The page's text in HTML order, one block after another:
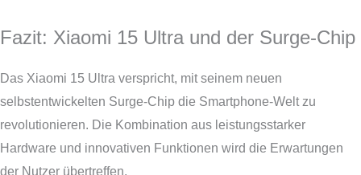
Fazit: Xiaomi 15 Ultra und der Surge-Chip
Das Xiaomi 15 Ultra verspricht, mit seinem neuen
selbstentwickelten Surge-Chip die Smartphone-Welt zu
revolutionieren. Die Kombination aus leistungsstarker
Hardware und innovativen Funktionen wird die Erwartungen
der Nutzer übertreffen.